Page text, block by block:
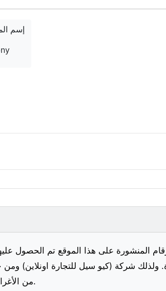
إسم
المنشورة على هذا الموقع تم الحصول
ولذلك شركة (كيو سيل للتجارة اونلاين)
من الأغراض المعلنة شخصيا والقيام بالفحص قبل الشراء.